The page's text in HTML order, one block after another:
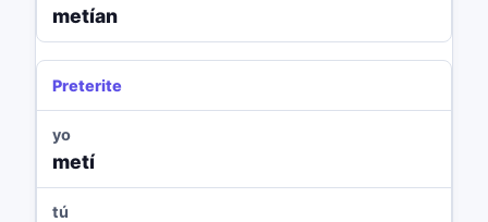
metían
Preterite
yo
metí
tú